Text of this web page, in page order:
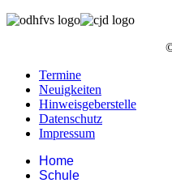
Termine
Neuigkeiten
Hinweisgeberstelle
Datenschutz
Impressum
Home
Schule